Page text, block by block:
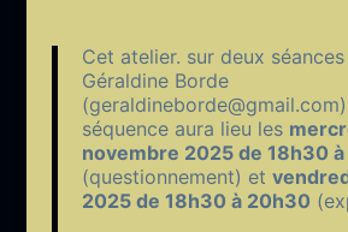
Cet atelier. sur deux
Géraldine Borde
(geraldineborde@gmail.com)
séquence aura lieu les
novembre 2025 de 18h30
(questionnement) et
2025 de 18h30 à 20h30